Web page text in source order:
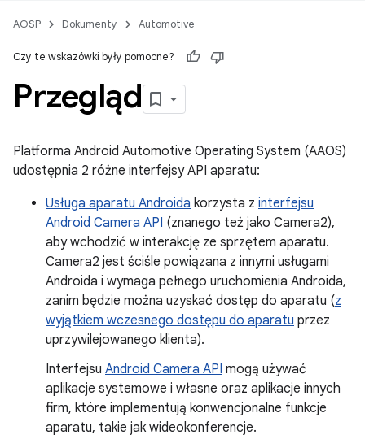
AOSP Dokumenty Automotive
Czy te wskazówki były pomocne?
Przegląd
Platforma Android Automotive Operating System (AAOS)
udostępnia 2 różne interfejsy API aparatu:
Usługa aparatu Androida korzysta z interfejsu
Android Camera API (znanego też jako Camera2),
aby wchodzić w interakcję ze sprzętem aparatu.
Camera2 jest ściśle powiązana z innymi usługami
Androida i wymaga pełnego uruchomienia Androida,
zanim będzie można uzyskać dostęp do aparatu (z
wyjątkiem wczesnego dostępu do aparatu przez
uprzywilejowanego klienta).
Interfejsu Android Camera API mogą używać
aplikacje systemowe i własne oraz aplikacje innych
firm, które implementują konwencjonalne funkcje
aparatu, takie jak wideokonferencje.